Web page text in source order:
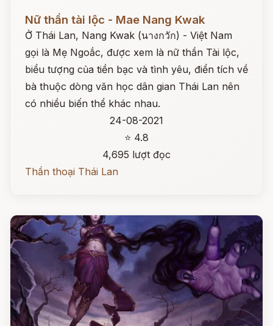
Nữ thần tài lộc - Mae Nang Kwak
Ở Thái Lan, Nang Kwak (นางกวัก) - Việt Nam
gọi là Mẹ Ngoắc, được xem là nữ thần Tài lộc,
biểu tượng của tiền bạc và tình yêu, điển tích về
bà thuộc dòng văn học dân gian Thái Lan nên
có nhiều biến thể khác nhau.
24-08-2021
⭐ 4.8
4,695 lượt đọc
Thần thoại Thái Lan